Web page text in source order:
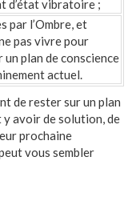
d’état vibratoire ;
par l’Ombre, et
pas vivre pour
plan de conscience
actuel.
de rester sur un plan
y avoir de solution, de
prochaine
vous sembler